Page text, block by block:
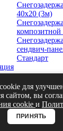
40х20 (3м)
сендвич-
Стандарт
и
кровли
для
сайтом, вы
cookie и
ПРИНЯТЬ